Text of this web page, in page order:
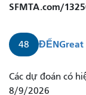
SFMTA.com/
48 ĐẾN
Các dự đoán có
8/9/2026